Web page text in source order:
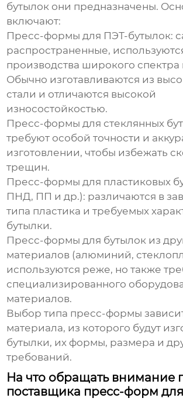
бутылок они предназначены.
включают:
Пресс-формы для ПЭТ-бутылок:
распространенные,
производства широкого спектра
Обычно изготавливаются из
стали и отличаются высокой
износостойкостью.
Пресс-формы для стеклянных
требуют особой точности и
изготовлении, чтобы избежать
трещин.
Пресс-формы для пластиковых
ПНД, ПП и др.): различаются в
типа пластика и требуемых
бутылки.
Пресс-формы для бутылок из
материалов (алюминий,
используются реже, но также
специализированного
материалов.
Выбор типа пресс-формы
материала, из которого будут
бутылки, их формы, размера и
требований.
На что обращать внимание
поставщика пресс-форм